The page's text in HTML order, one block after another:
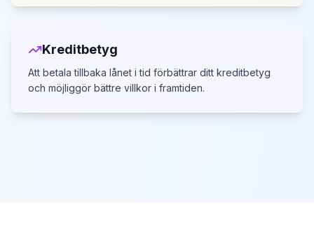
Kreditbetyg
Att betala tillbaka lånet i tid förbättrar ditt kreditbetyg
och möjliggör bättre villkor i framtiden.